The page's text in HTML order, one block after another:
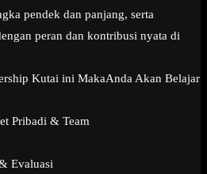
pendek dan panjang, serta
peran dan kontribusi nyata di
Kutai ini MakaAnda Akan Belajar
Pribadi & Team
Evaluasi